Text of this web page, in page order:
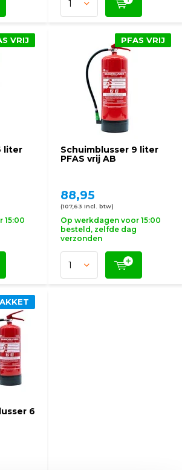
liter
VRIJ
15:00
Schuimblusser 9 liter
PFAS vrij AB
PFAS VRIJ
88,95
(107,63 Incl. btw)
Op werkdagen voor 15:00
besteld, zelfde dag
verzonden
6